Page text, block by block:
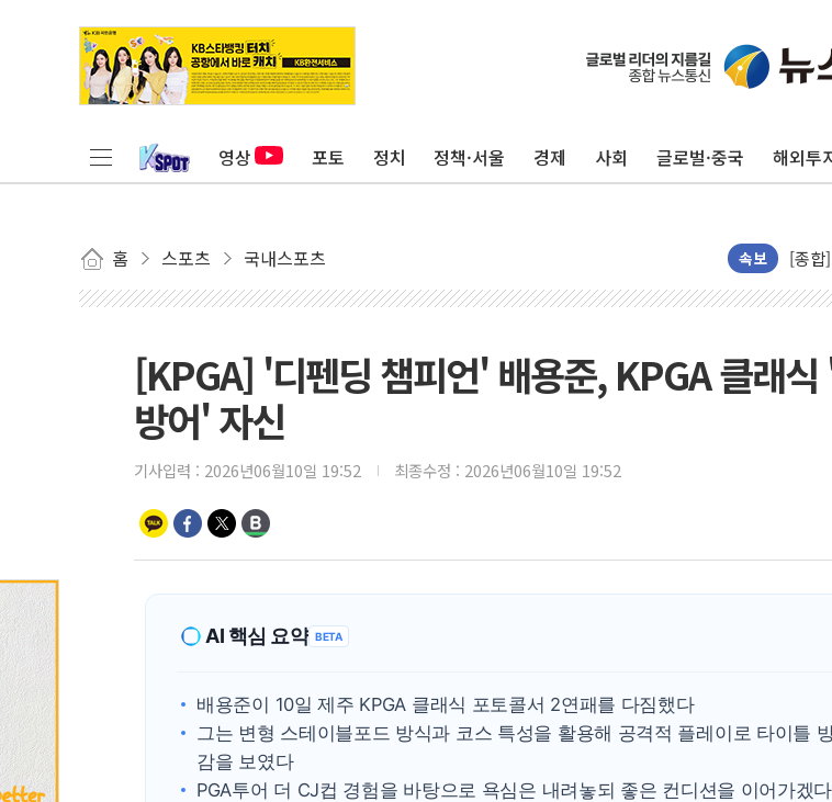
영상 포토 정치 정책·서울 경제 사회 글로벌·중국 해외투
홈 스포츠 국내스포츠 속보
포항
인천
김민
[속
[속보
강
폐기
서울
추
인천
인
'화합'
[KPGA] '디펜딩 챔피언' 배용준, KPGA 클래식
방어' 자신
기사입력 : 2026년06월10일 19:52 최종수정 : 2026년06월10일 19:52
AI 핵심 요약 BETA
배용준이 10일 제주 KPGA 클래식 포토콜서 2연패를 다짐했다
그는 변형 스테이블포드 방식과 코스 특성을 활용해 공격적 플레이로 타이틀
감을 보였다
PGA투어 더 CJ컵 경험을 바탕으로 욕심은 내려놓되 좋은 컨디션을 이어가겠